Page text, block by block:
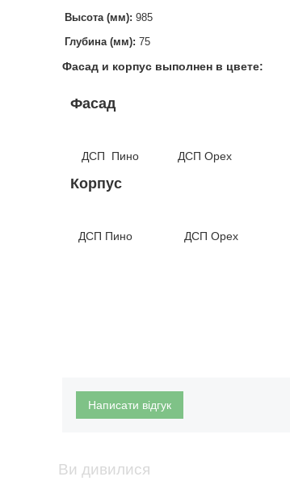
Высота (мм): 985
Глубина (мм): 75
Фасад и корпус выполнен в цвете:
Фасад
ДСП Пино ДСП Орех
Корпус
ДСП Пино ДСП Орех
Написати відгук
Ви дивилися